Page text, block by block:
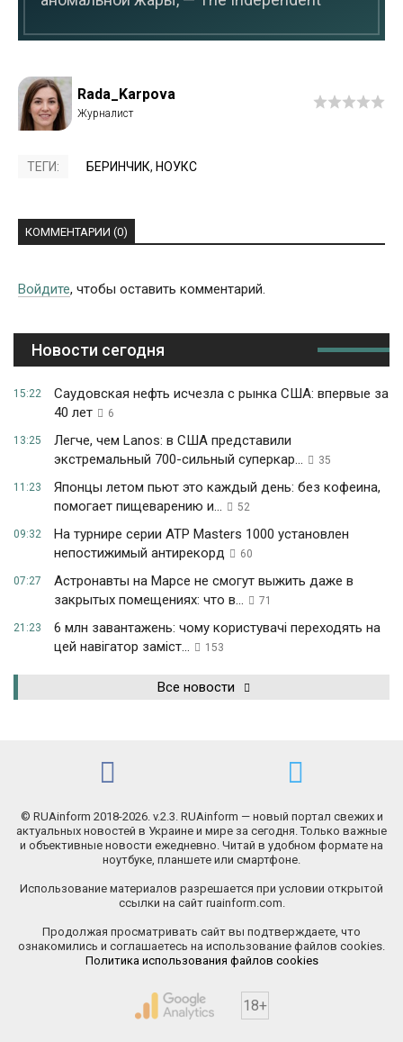
Rada_Karpova
ТЕГИ: БЕРИНЧИК, НОУКС
КОММЕНТАРИИ (0)
Войдите, чтобы оставить комментарий.
Новости сегодня
15:22
Саудовская нефть исчезла с рынка США: впервые за
40 лет
6
13:25
Легче, чем Lanos: в США представили
экстремальный 700-сильный суперкар...
35
11:23
Японцы летом пьют это каждый день: без кофеина,
помогает пищеварению и...
52
09:32
На турнире серии ATP Masters 1000 установлен
непостижимый антирекорд
60
07:27
Астронавты на Марсе не смогут выжить даже в
закрытых помещениях: что в...
71
21:23
6 млн завантажень: чому користувачі переходять на
цей навігатор заміст...
153
Все новости
© RUAinform 2018-2026. v.2.3. RUAinform — новый портал свежих и
актуальных новостей в Украине и мире за сегодня. Только важные
и объективные новости ежедневно. Читай в удобном формате на
ноутбуке, планшете или смартфоне.
Использование материалов разрешается при условии открытой
ссылки на сайт ruainform.com.
Продолжая просматривать сайт вы подтверждаете, что
ознакомились и соглашаетесь на использование файлов cookies.
Политика использования файлов cookies
18+